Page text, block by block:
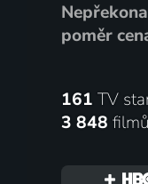
poměr
161 TV
3 848 filmů